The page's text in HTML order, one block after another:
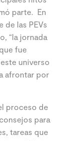
parte. En
de las PEVs
“la jornada
fue
universo
afrontar por
proceso de
para
tareas que